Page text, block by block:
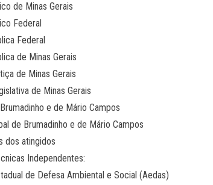
de Minas Gerais
Federal
Federal
de Minas Gerais
de Minas Gerais
de Minas Gerais
e de Mário Campos
de Brumadinho e de Mário Campos
dos atingidos
Independentes:
de Defesa Ambiental e Social (Aedas)